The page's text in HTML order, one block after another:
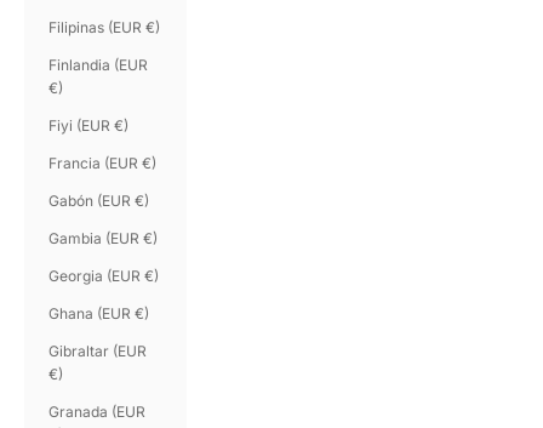
Filipinas (EUR €)
Finlandia (EUR
€)
Fiyi (EUR €)
Francia (EUR €)
Gabón (EUR €)
Gambia (EUR €)
Georgia (EUR €)
Ghana (EUR €)
Gibraltar (EUR
€)
Granada (EUR